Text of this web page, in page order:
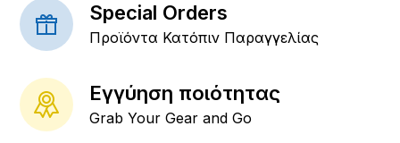
Special Orders
Προϊόντα Κατόπιν Παραγγελίας
Εγγύηση ποιότητας
Grab Your Gear and Go